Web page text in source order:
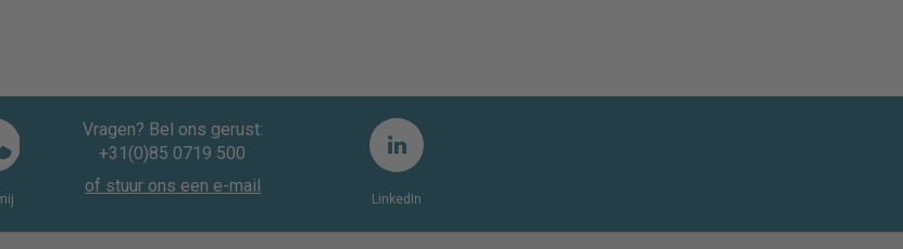
Vragen? Bel ons gerust:
+31(0)85 0719 500
of stuur ons een e-mail
LinkedIn